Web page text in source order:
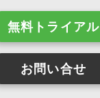
無料トライアル
お問い合せ